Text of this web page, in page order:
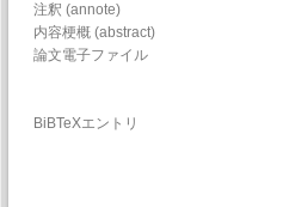
注釈 (annote)
内容梗概 (abstract)
論文電子ファイル
BiBTeXエントリ